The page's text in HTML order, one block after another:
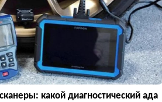
какой диагностический ада